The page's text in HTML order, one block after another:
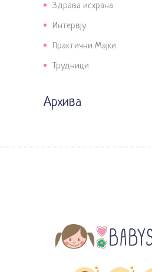
Здрава исхрана
Интервју
Практични Мајки
Трудници
Архива